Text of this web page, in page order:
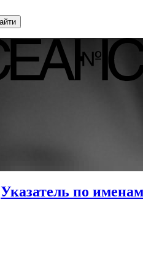
Указатель по именам